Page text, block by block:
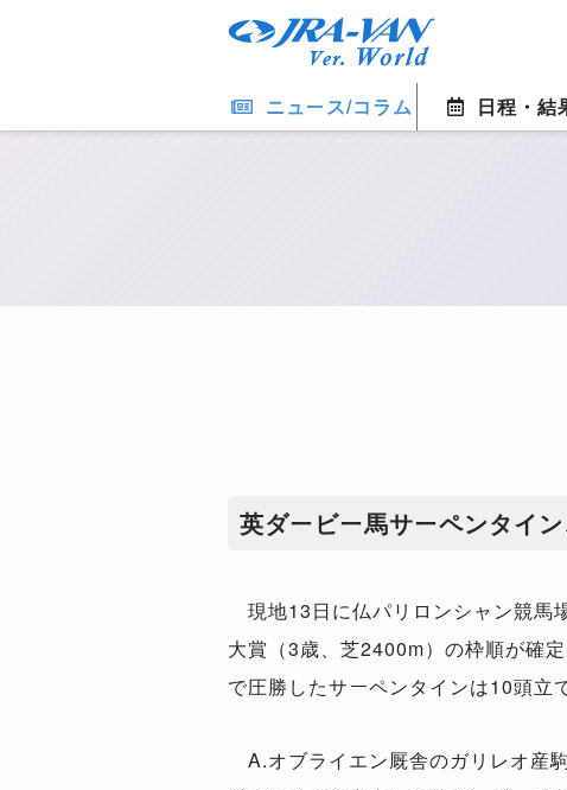
ニュース/コラム 日程・結
英ダービー馬サーペンタイ
現地13日に仏パリロンシャン競馬
大賞（3歳、芝2400m）の枠順が確
で圧勝したサーペンタインは10頭立
A.オブライエン厩舎のガリレオ産